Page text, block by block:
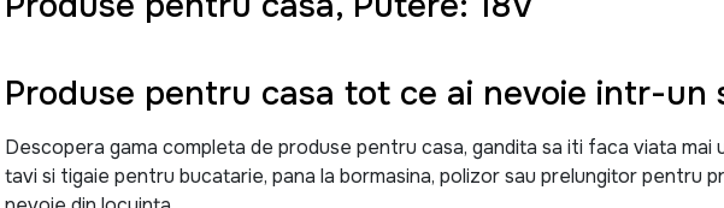
Produse pentru casa tot ce ai nevoie intr-un
Descopera gama completa de produse pentru casa, gandita sa iti faca viata
tavi si tigaie pentru bucatarie, pana la bormasina, polizor sau prelungitor